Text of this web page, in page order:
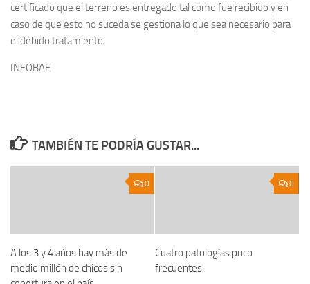
certificado que el terreno es entregado tal como fue recibido y en
caso de que esto no suceda se gestiona lo que sea necesario para
el debido tratamiento.
INFOBAE
TAMBIÉN TE PODRÍA GUSTAR...
0
A los 3 y 4 años hay más de
medio millón de chicos sin
0
Cuatro patologías poco
frecuentes